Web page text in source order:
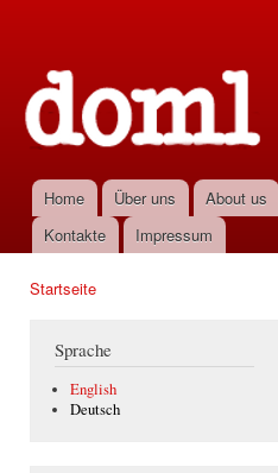
Hauptmenü
Home Über uns About us
Kontakte
Impressum
Startseite
Sprache
English
Deutsch